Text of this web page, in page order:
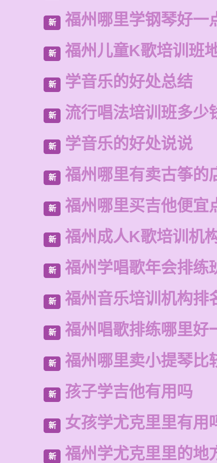
新 福州哪里学钢琴好一
新 福州儿童K歌培训班
新 学音乐的好处总结
新 流行唱法培训班多少
新 学音乐的好处说说
新 福州哪里有卖古筝的
新 福州哪里买吉他便宜
新 福州成人K歌培训机
新 福州学唱歌年会排练
新 福州音乐培训机构排
新 福州唱歌排练哪里好
新 福州哪里卖小提琴比
新 孩子学吉他有用吗
新 女孩学尤克里里有用
新 福州学尤克里里的地